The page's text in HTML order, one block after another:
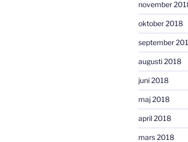
november
oktober 2018
september
augusti 2018
juni 2018
maj 2018
april 2018
mars 2018